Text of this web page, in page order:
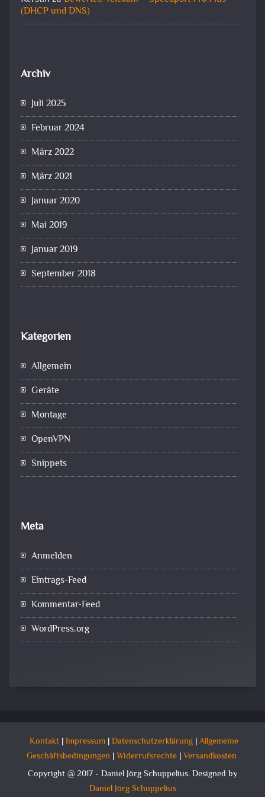
(DHCP und DNS)
Archiv
Juli 2025
Februar 2024
März 2022
März 2021
Januar 2020
Mai 2019
Januar 2019
September 2018
Kategorien
Allgemein
Geräte
Montage
OpenVPN
Snippets
Meta
Anmelden
Eintrags-Feed
Kommentar-Feed
WordPress.org
Kontakt| Impressum|Datenschutzerklärung|Allgemeine
Geschäftsbedingungen |Widerrufsrechte|Versandkosten
Copyright @ 2017 - Daniel Jörg Schuppelius. Designed by
Daniel Jörg Schuppelius